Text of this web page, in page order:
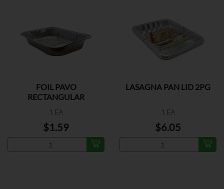
FOIL PAVO
RECTANGULAR
1 EA
$1.59
LASAGNA PAN LID 2PG
1 EA
$6.05